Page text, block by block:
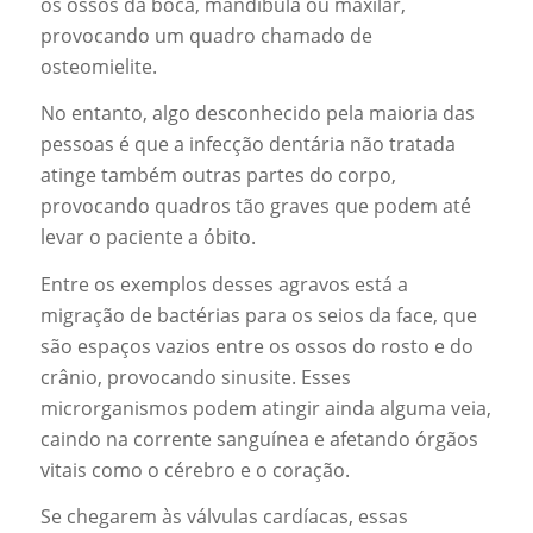
provocando um quadro chamado de
osteomielite.
No entanto, algo desconhecido pela maioria das
pessoas é que a infecção dentária não tratada
atinge também outras partes do corpo,
provocando quadros tão graves que podem até
levar o paciente a óbito.
Entre os exemplos desses agravos está a
migração de bactérias para os seios da face, que
são espaços vazios entre os ossos do rosto e do
crânio, provocando sinusite. Esses
microrganismos podem atingir ainda alguma veia,
caindo na corrente sanguínea e afetando órgãos
vitais como o cérebro e o coração.
Se chegarem às válvulas cardíacas, essas